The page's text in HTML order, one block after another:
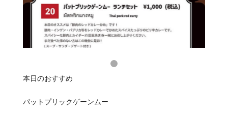
本日のおすすめ
パットプリックゲーンムー